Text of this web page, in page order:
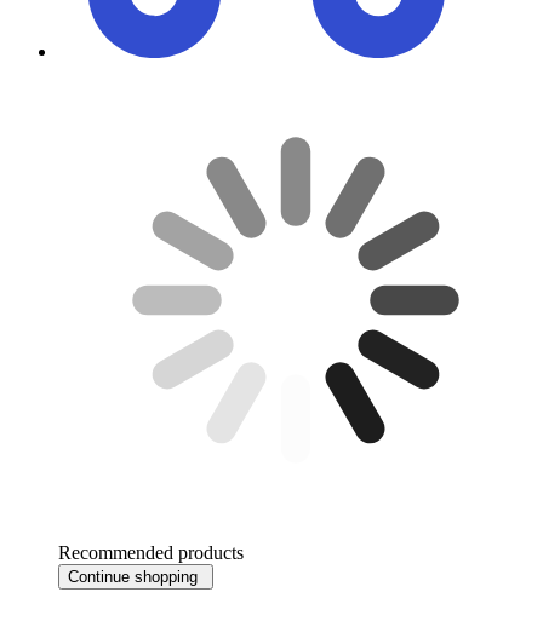
Recommended products
Continue shopping